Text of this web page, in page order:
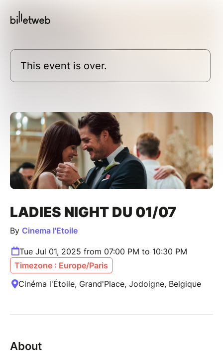
This event is over.
LADIES NIGHT DU 01/07
By Cinema l'Etoile
Tue Jul 01, 2025 from 07:00 PM to 10:30 PM
Timezone : Europe/Paris
Cinéma l'Étoile, Grand'Place, Jodoigne, Belgique
About